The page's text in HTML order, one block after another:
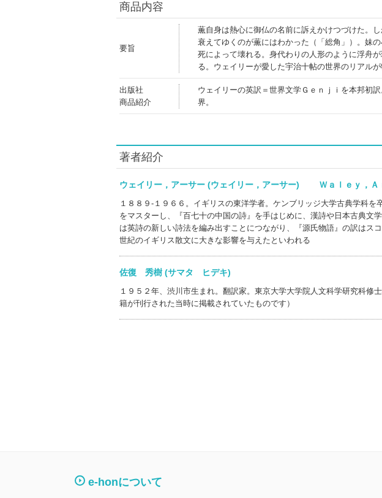
商品内容
要旨
薫自身は熱心に御仏の名前に訴えかけつづけた。
衰えてゆくのが薫にはわかった（「総角」）。妹
死によって壊れる。身代わりの人形のように浮舟
る。ウェイリーが愛した宇治十帖の世界のリアル
出版社
商品紹介
ウェイリーの英訳＝世界文学Ｇｅｎｊｉを本邦初
界。
著者紹介
ウェイリー，アーサー (ウェイリー，アーサー) Ｗａｌｅｙ，Ａ
１８８９‐１９６６。イギリスの東洋学者。ケンブリッジ大学古典学科
をマスターし、『百七十の中国の詩』を手はじめに、漢詩や日本古典文
は英詩の新しい詩法を編み出すことにつながり、『源氏物語』の訳はス
世紀のイギリス散文に大きな影響を与えたといわれる
佐復 秀樹 (サマタ ヒデキ)
１９５２年、渋川市生まれ。翻訳家。東京大学大学院人文科学研究科修
籍が刊行された当時に掲載されていたものです）
e-honについて